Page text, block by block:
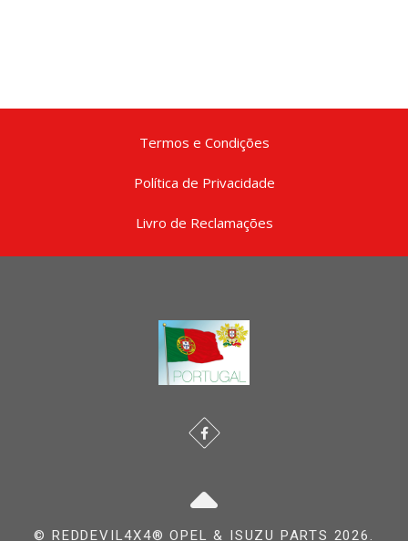
Termos e Condições
Política de Privacidade
Livro de Reclamações
© REDDEVIL4X4® OPEL & ISUZU PARTS 2026.